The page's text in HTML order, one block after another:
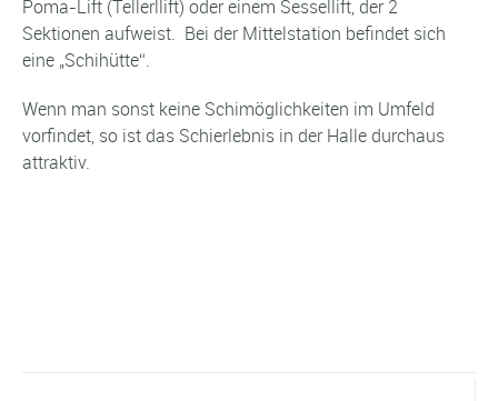
Poma-Lift (Tellerllift) oder einem Sessellift, der 2
Sektionen aufweist. Bei der Mittelstation befindet sich
eine „Schihütte“.
Wenn man sonst keine Schimöglichkeiten im Umfeld
vorfindet, so ist das Schierlebnis in der Halle durchaus
attraktiv.